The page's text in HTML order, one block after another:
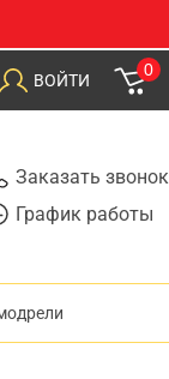
ВОЙТИ
0
Заказать звонок
График работы